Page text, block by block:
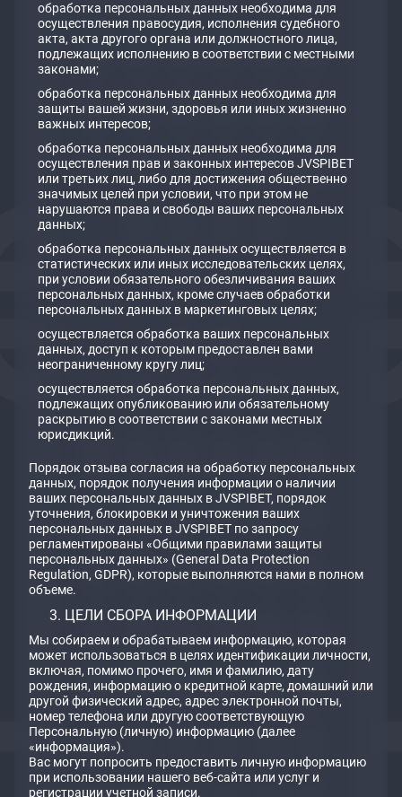
обработка персональных данных необходима для
осуществления правосудия, исполнения судебного
акта, акта другого органа или должностного лица,
подлежащих исполнению в соответствии с местными
законами;
обработка персональных данных необходима для
защиты вашей жизни, здоровья или иных жизненно
важных интересов;
обработка персональных данных необходима для
осуществления прав и законных интересов JVSPIBET
или третьих лиц, либо для достижения общественно
значимых целей при условии, что при этом не
нарушаются права и свободы ваших персональных
данных;
обработка персональных данных осуществляется в
статистических или иных исследовательских целях,
при условии обязательного обезличивания ваших
персональных данных, кроме случаев обработки
персональных данных в маркетинговых целях;
осуществляется обработка ваших персональных
данных, доступ к которым предоставлен вами
неограниченному кругу лиц;
осуществляется обработка персональных данных,
подлежащих опубликованию или обязательному
раскрытию в соответствии с законами местных
юрисдикций.
Порядок отзыва согласия на обработку персональных
данных, порядок получения информации о наличии
ваших персональных данных в JVSPIBET, порядок
уточнения, блокировки и уничтожения ваших
персональных данных в JVSPIBET по запросу
регламентированы «Общими правилами защиты
персональных данных» (General Data Protection
Regulation, GDPR), которые выполняются нами в полном
объеме.
ЦЕЛИ СБОРА ИНФОРМАЦИИ
Мы собираем и обрабатываем информацию, которая
может использоваться в целях идентификации личности,
включая, помимо прочего, имя и фамилию, дату
рождения, информацию о кредитной карте, домашний или
другой физический адрес, адрес электронной почты,
номер телефона или другую соответствующую
Персональную (личную) информацию (далее
«информация»).
Вас могут попросить предоставить личную информацию
при использовании нашего веб-сайта или услуг и
регистрации учетной записи.